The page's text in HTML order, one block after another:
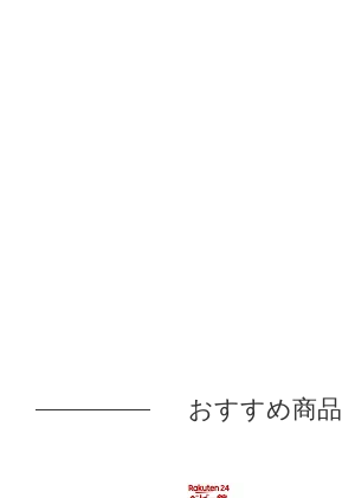
おすすめ商品